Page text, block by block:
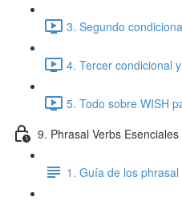
3. Segundo
4. Tercer condicional
5. Todo sobre WISH
9. Phrasal Verbs
1. Guía de los phrasal